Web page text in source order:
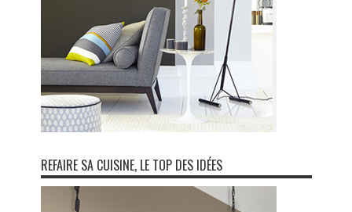
REFAIRE SA CUISINE, LE TOP DES IDÉES